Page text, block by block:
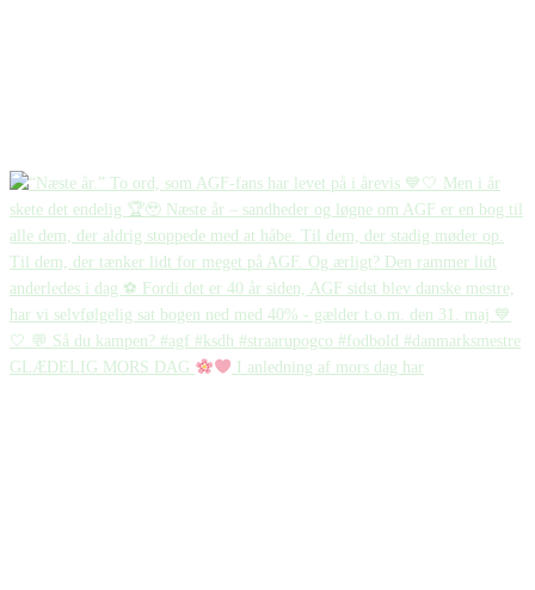
GLÆDELIG MORS DAG I anledning af mors dag har